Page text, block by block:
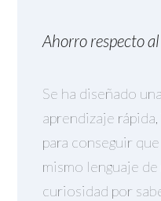
Ahorro respecto
Se ha diseñado
aprendizaje
para conseguir
mismo lenguaje
curiosidad por